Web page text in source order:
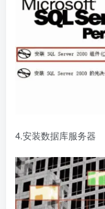
4.安装数据库服务器